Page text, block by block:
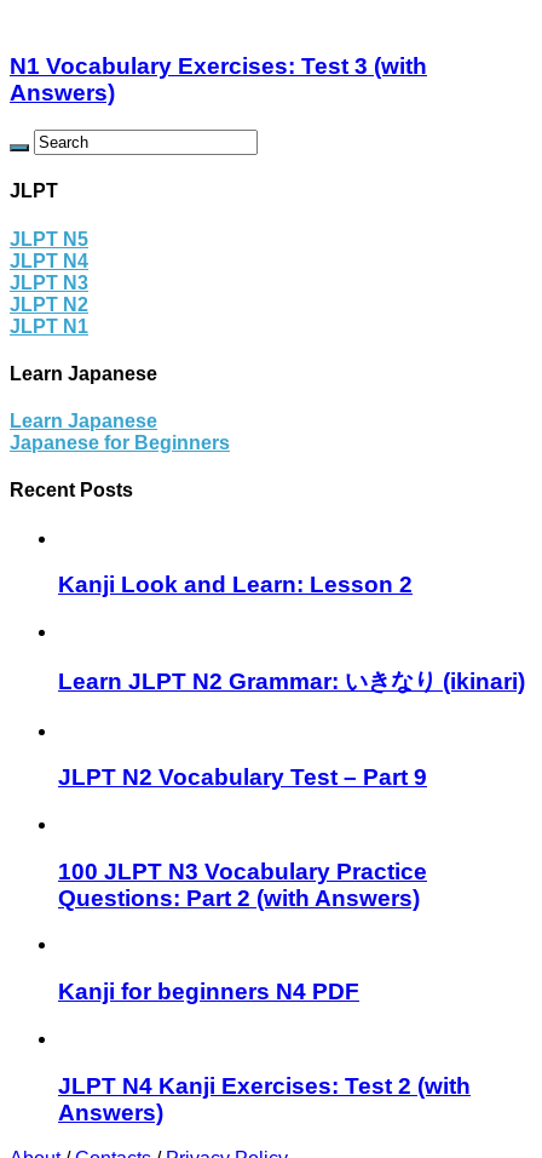
N1 Vocabulary Exercises: Test 3 (with
Answers)
JLPT
JLPT N5
JLPT N4
JLPT N3
JLPT N2
JLPT N1
Learn Japanese
Learn Japanese
Japanese for Beginners
Recent Posts
Kanji Look and Learn: Lesson 2
Learn JLPT N2 Grammar: いきなり (ikinari)
JLPT N2 Vocabulary Test – Part 9
100 JLPT N3 Vocabulary Practice
Questions: Part 2 (with Answers)
Kanji for beginners N4 PDF
JLPT N4 Kanji Exercises: Test 2 (with
Answers)